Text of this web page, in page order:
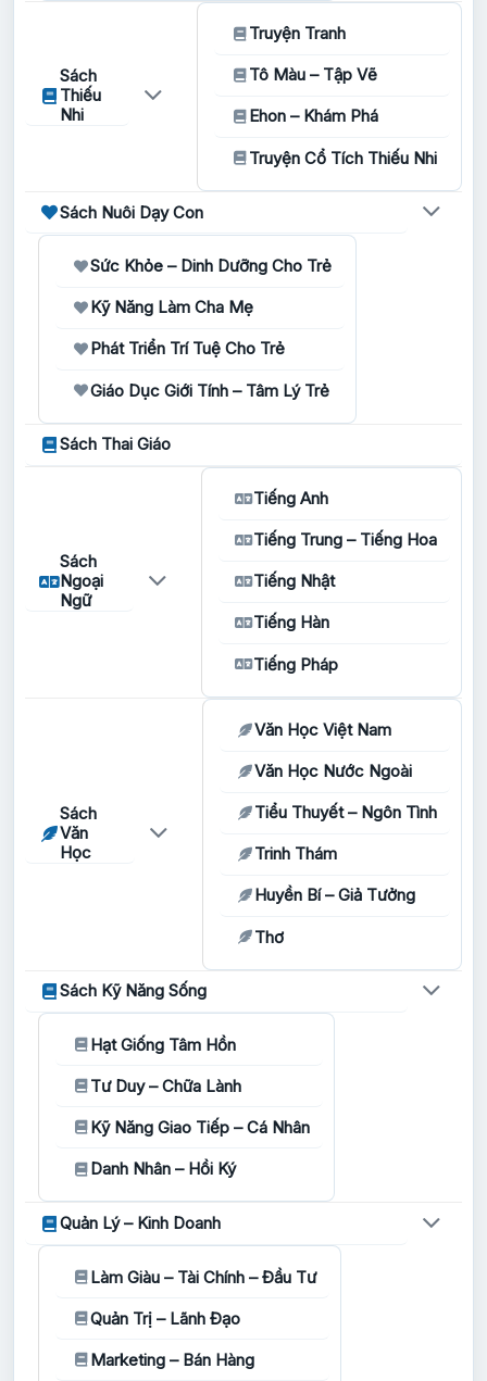
Sách
Thiếu
Nhi
Truyện Tranh
Tô Màu – Tập Vẽ
Ehon – Khám Phá
Truyện Cổ Tích Thiếu Nhi
Sách Nuôi Dạy Con
Sức Khỏe – Dinh Dưỡng Cho Trẻ
Kỹ Năng Làm Cha Mẹ
Phát Triển Trí Tuệ Cho Trẻ
Giáo Dục Giới Tính – Tâm Lý Trẻ
Sách Thai Giáo
Sách
Ngoại
Ngữ
Tiếng Anh
Tiếng Trung – Tiếng Hoa
Tiếng Nhật
Tiếng Hàn
Tiếng Pháp
Sách
Văn
Học
Văn Học Việt Nam
Văn Học Nước Ngoài
Tiểu Thuyết – Ngôn Tình
Trinh Thám
Huyền Bí – Giả Tưởng
Thơ
Sách Kỹ Năng Sống
Hạt Giống Tâm Hồn
Tư Duy – Chữa Lành
Kỹ Năng Giao Tiếp – Cá Nhân
Danh Nhân – Hồi Ký
Quản Lý – Kinh Doanh
Làm Giàu – Tài Chính – Đầu Tư
Quản Trị – Lãnh Đạo
Marketing – Bán Hàng